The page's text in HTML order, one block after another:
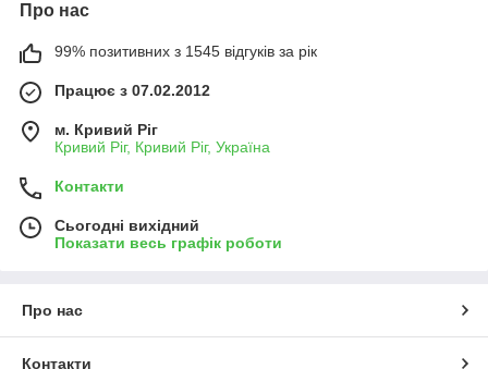
Про нас
99% позитивних з 1545 відгуків за рік
Працює з 07.02.2012
м. Кривий Ріг
Кривий Ріг, Кривий Ріг, Україна
Контакти
Сьогодні вихідний
Показати весь графік роботи
Про нас
Контакти